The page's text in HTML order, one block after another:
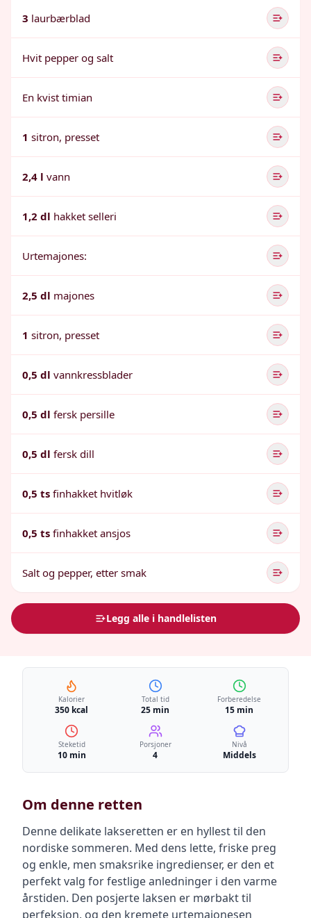
3 laurbærblad
Hvit pepper og salt
En kvist timian
1 sitron, presset
2,4 l vann
1,2 dl hakket selleri
Urtemajones:
2,5 dl majones
1 sitron, presset
0,5 dl vannkressblader
0,5 dl fersk persille
0,5 dl fersk dill
0,5 ts finhakket hvitløk
0,5 ts finhakket ansjos
Salt og pepper, etter smak
Legg alle i handlelisten
Kalorier
350 kcal
Total tid
25 min
Forberedelse
15 min
Steketid
10 min
Porsjoner
4
Nivå
Middels
Om denne retten
Denne delikate lakseretten er en hyllest til den
nordiske sommeren. Med dens lette, friske preg
og enkle, men smaksrike ingredienser, er den et
perfekt valg for festlige anledninger i den varme
årstiden. Den posjerte laksen er mørbakt til
perfeksjon, og den kremete urtemajonesen